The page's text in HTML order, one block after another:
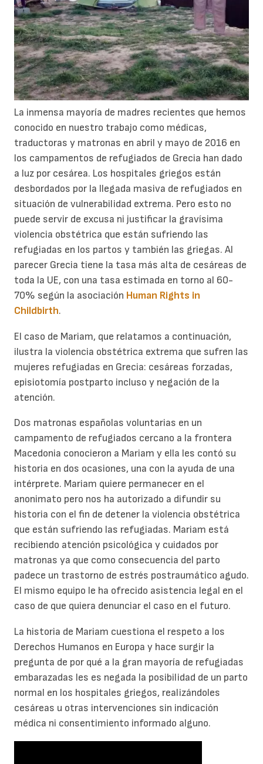
La inmensa mayoría de madres recientes que hemos
conocido en nuestro trabajo como médicas,
traductoras y matronas en abril y mayo de 2016 en
los campamentos de refugiados de Grecia han dado
a luz por cesárea. Los hospitales griegos están
desbordados por la llegada masiva de refugiados en
situación de vulnerabilidad extrema. Pero esto no
puede servir de excusa ni justificar la gravísima
violencia obstétrica que están sufriendo las
refugiadas en los partos y también las griegas. Al
parecer Grecia tiene la tasa más alta de cesáreas de
toda la UE, con una tasa estimada en torno al 60-
70% según la asociación Human Rights in
Childbirth.
El caso de Mariam, que relatamos a continuación,
ilustra la violencia obstétrica extrema que sufren las
mujeres refugiadas en Grecia: cesáreas forzadas,
episiotomía postparto incluso y negación de la
atención.
Dos matronas españolas voluntarias en un
campamento de refugiados cercano a la frontera
Macedonia conocieron a Mariam y ella les contó su
historia en dos ocasiones, una con la ayuda de una
intérprete. Mariam quiere permanecer en el
anonimato pero nos ha autorizado a difundir su
historia con el fin de detener la violencia obstétrica
que están sufriendo las refugiadas. Mariam está
recibiendo atención psicológica y cuidados por
matronas ya que como consecuencia del parto
padece un trastorno de estrés postraumático agudo.
El mismo equipo le ha ofrecido asistencia legal en el
caso de que quiera denunciar el caso en el futuro.
La historia de Mariam cuestiona el respeto a los
Derechos Humanos en Europa y hace surgir la
pregunta de por qué a la gran mayoría de refugiadas
embarazadas les es negada la posibilidad de un parto
normal en los hospitales griegos, realizándoles
cesáreas u otras intervenciones sin indicación
médica ni consentimiento informado alguno.